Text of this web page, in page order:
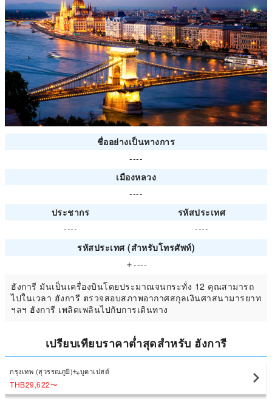
ชื่ออย่างเป็นทางการ
----
เมืองหลวง
----
ประชากร
รหัสประเทศ
----
----
รหัสประเทศ (สำหรับโทรศัพท์)
＋----
ฮังการี มันเป็นเครื่องบินโดยประมาณจนกระทั่ง 12 คุณสามารถ
ไปในเวลา ฮังการี ตรวจสอบสภาพอากาศสกุลเงินศาสนามารยาท
ฯลฯ ฮังการี เพลิดเพลินไปกับการเดินทาง
เปรียบเทียบราคาต่ำสุดสำหรับ ฮังการี
กรุงเทพ (สุวรรณภูมิ) บูดาเปสต์
THB29,622〜